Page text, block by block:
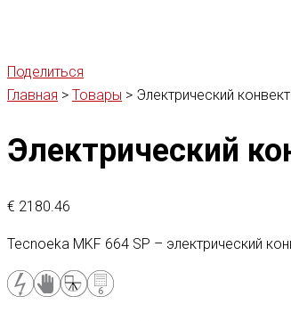
Поделиться
Главная > Товары > Электрический
Электрический
€ 2180.46
Tecnoeka MKF 664 SP – электрический